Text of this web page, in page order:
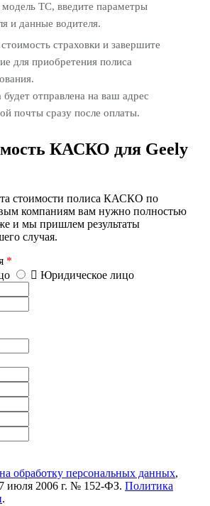
ТС, введите параметры
и данные водителя.
страховки и завершите
для приобретения полиса
будет отправлена на ваш адрес
почты сразу после оплаты.
КАСКО для Geely
стоимости полиса КАСКО по
компаниям вам нужно полностью
и мы пришлем результаты
случая.
*
Юридическое лицо
обработку персональных данных,
июля 2006 г. № 152-ФЗ. Политика
.